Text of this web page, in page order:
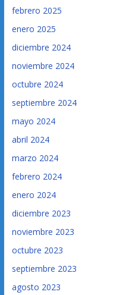
febrero 2025
enero 2025
diciembre 2024
noviembre 2024
octubre 2024
septiembre 2024
mayo 2024
abril 2024
marzo 2024
febrero 2024
enero 2024
diciembre 2023
noviembre 2023
octubre 2023
septiembre 2023
agosto 2023